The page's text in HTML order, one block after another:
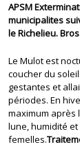
APSM
municipalites
le Richelieu.
Le Mulot est
coucher du
gestantes et
périodes. En
maximum après
lune, humidité
femelles.